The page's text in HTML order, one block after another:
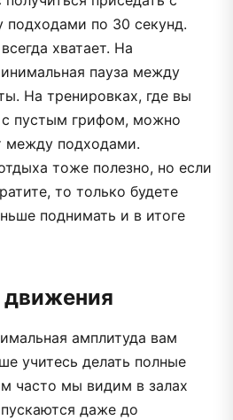
по 30 секунд.
хватает. На
пауза между
На тренировках, где вы
пустым грифом, можно
между подходами.
тоже полезно, но если
то только будете
поднимать и в итоге
амплитуда вам
учитесь делать полные
часто мы видим в залах
даже до